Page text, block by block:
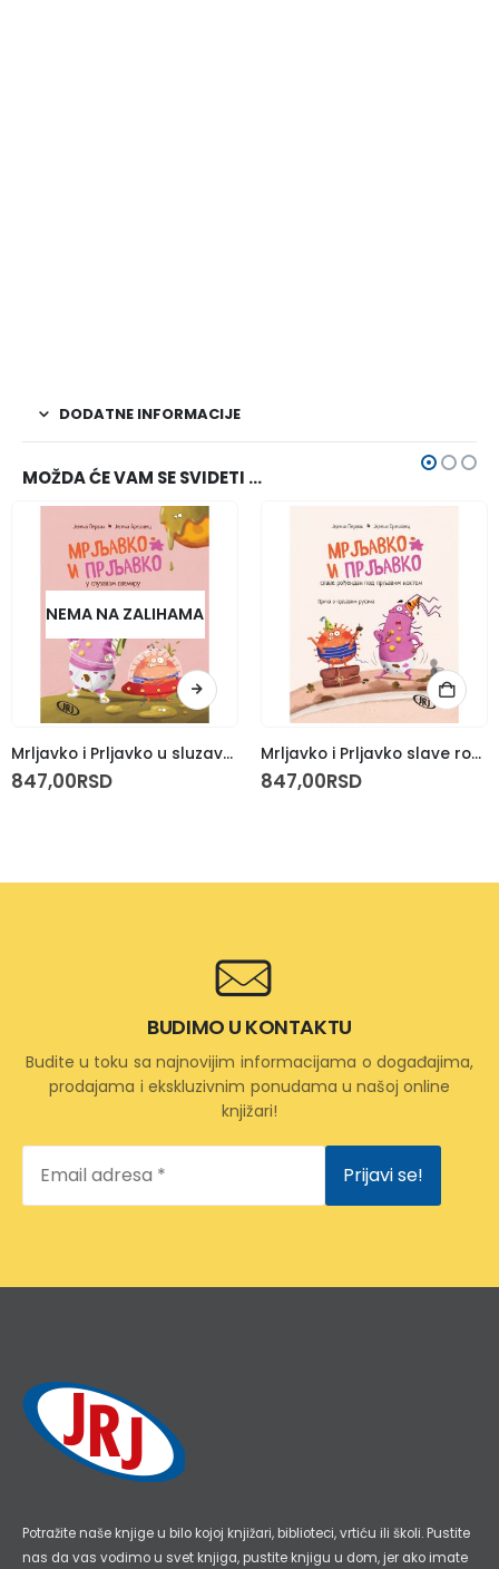
DODATNE INFORMACIJE
MOŽDA ĆE VAM SE SVIDETI …
NEMA NA ZALIHAMA
Mrljavko i Prljavko u sluzavom svemiru – Priča o čačkanju nosa
847,00RSD
Mrljavko i Prljavko slave rođendan pod prljavim noktom – Priča o prljavim rukama
847,00RSD
Email
adresa
*
BUDIMO U KONTAKTU
Budite u toku sa najnovijim informacijama o događajima,
prodajama i ekskluzivnim ponudama u našoj online
knjižari!
Potražite naše knjige u bilo kojoj knjižari, biblioteci, vrtiću ili školi. Pustite
nas da vas vodimo u svet knjiga, pustite knjigu u dom, jer ako imate